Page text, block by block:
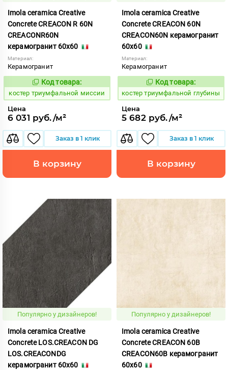
Imola ceramica Creative
Concrete CREACON R 60N
CREACONR60N
керамогранит 60x60
Материал:
Керамогранит
809927
Код товара:
костер триумфальной миссии
Цена
6 031 руб./м²
Заказ в 1 клик
В корзину
Imola ceramica Creative
Concrete CREACON 60N
CREACON60N керамогранит
60x60
Материал:
Керамогранит
809892
Код товара:
костер триумфальной глубины
Цена
5 682 руб./м²
Заказ в 1 клик
В корзину
Популярно у дизайнеров!
Imola ceramica Creative
Concrete LOS.CREACON DG
LOS.CREACONDG
керамогранит 60x60
Популярно у дизайнеров!
Imola ceramica Creative
Concrete CREACON 60B
CREACON60B керамогранит
60x60